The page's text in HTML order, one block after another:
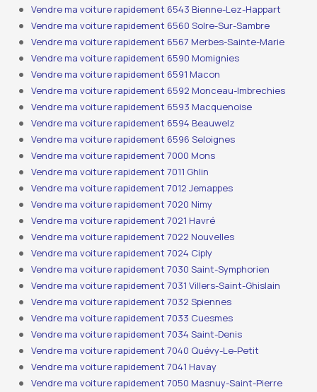
Vendre ma voiture rapidement 6543 Bienne-Lez-Happart
Vendre ma voiture rapidement 6560 Solre-Sur-Sambre
Vendre ma voiture rapidement 6567 Merbes-Sainte-Marie
Vendre ma voiture rapidement 6590 Momignies
Vendre ma voiture rapidement 6591 Macon
Vendre ma voiture rapidement 6592 Monceau-Imbrechies
Vendre ma voiture rapidement 6593 Macquenoise
Vendre ma voiture rapidement 6594 Beauwelz
Vendre ma voiture rapidement 6596 Seloignes
Vendre ma voiture rapidement 7000 Mons
Vendre ma voiture rapidement 7011 Ghlin
Vendre ma voiture rapidement 7012 Jemappes
Vendre ma voiture rapidement 7020 Nimy
Vendre ma voiture rapidement 7021 Havré
Vendre ma voiture rapidement 7022 Nouvelles
Vendre ma voiture rapidement 7024 Ciply
Vendre ma voiture rapidement 7030 Saint-Symphorien
Vendre ma voiture rapidement 7031 Villers-Saint-Ghislain
Vendre ma voiture rapidement 7032 Spiennes
Vendre ma voiture rapidement 7033 Cuesmes
Vendre ma voiture rapidement 7034 Saint-Denis
Vendre ma voiture rapidement 7040 Quévy-Le-Petit
Vendre ma voiture rapidement 7041 Havay
Vendre ma voiture rapidement 7050 Masnuy-Saint-Pierre